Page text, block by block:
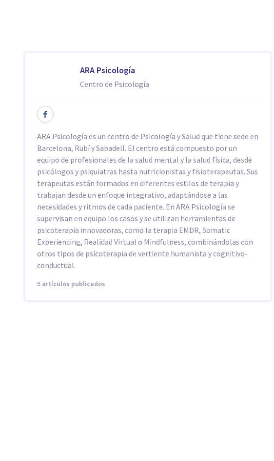
ARA Psicología
Centro de Psicología
ARA Psicología es un centro de Psicología y Salud que tiene sede en
Barcelona, Rubí y Sabadell. El centro está compuesto por un
equipo de profesionales de la salud mental y la salud física, desde
psicólogos y psiquiatras hasta nutricionistas y fisioterapeutas. Sus
terapeutas están formados en diferentes estilos de terapia y
trabajan desde un enfoque integrativo, adaptándose a las
necesidades y ritmos de cada paciente. En ARA Psicología se
supervisan en equipo los casos y se utilizan herramientas de
psicoterapia innovadoras, como la terapia EMDR, Somatic
Experiencing, Realidad Virtual o Mindfulness, combinándolas con
otros tipos de psicoterapia de vertiente humanista y cognitivo-
conductual.
5 artículos publicados